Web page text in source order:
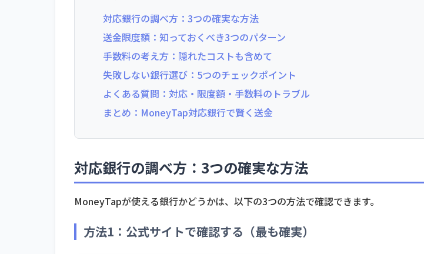
対応銀行の調べ方：3つの確実な方法
送金限度額：知っておくべき3つのパターン
手数料の考え方：隠れたコストも含めて
失敗しない銀行選び：5つのチェックポイント
よくある質問：対応・限度額・手数料のトラブル
まとめ：MoneyTap対応銀行で賢く送金
対応銀行の調べ方：3つの確実な方法
MoneyTapが使える銀行かどうかは、以下の3つの方法で確認できます。
方法1：公式サイトで確認する（最も確実）